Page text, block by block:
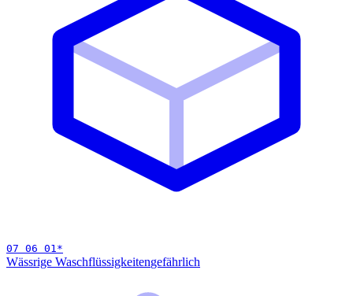
07 06 01 *
Wässrige Waschflüssigkeitengefährlich